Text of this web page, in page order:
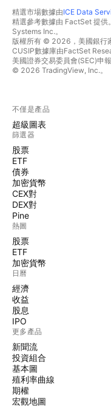
精選市場數據由ICE Data
精選參考數據由 FactSet 提
Systems Inc.。
版權所有 © 2026，美國銀行
CUSIP數據庫由FactSet
美國證券交易委員會(SEC)申
© 2026 TradingView, Inc.。
不僅是產品
超級圖表
篩選器
股票
ETF
債券
加密貨幣
CEX對
DEX對
Pine
熱圖
股票
ETF
加密貨幣
日曆
經濟
收益
股息
IPO
更多產品
新聞流
投資組合
基本圖
殖利率曲線
期權
宏觀地圖